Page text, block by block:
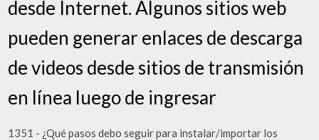
desde Internet. Algunos sitios web
pueden generar enlaces de descarga
de videos desde sitios de transmisión
en línea luego de ingresar
1351 - ¿Qué pasos debo seguir para instalar/importar los